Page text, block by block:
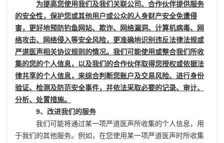
为提高您使用我们及我们关联公司、合作伙伴提供服务
的安全性，保护您或其他用户或公众的人身财产安全免遭侵
害，更好地预防钓鱼网站、欺诈、网络漏洞、计算机病毒、网
络攻击、网络侵入等安全风险，更准确地识别违反法律法规或
严道医声相关协议规则的情况。我们可能使用或整合我们所收
集的您的个人信息，以及我们的合作伙伴取得您授权或依据法
律共享的个人信息，来综合判断您账户及交易风险、进行身份
验证、检测及防范安全事件，并依法采取必要的记录、审计、
分析、处置措施。
9、改进我们的服务
我们可能将通过某一项严道医声所收集的个人信息，用
于我们的其他服务。例如，在您使用某一项严道医声时所收集